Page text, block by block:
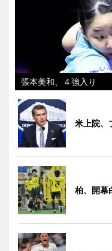
張本美和、４強入り
米上院、
柏、開